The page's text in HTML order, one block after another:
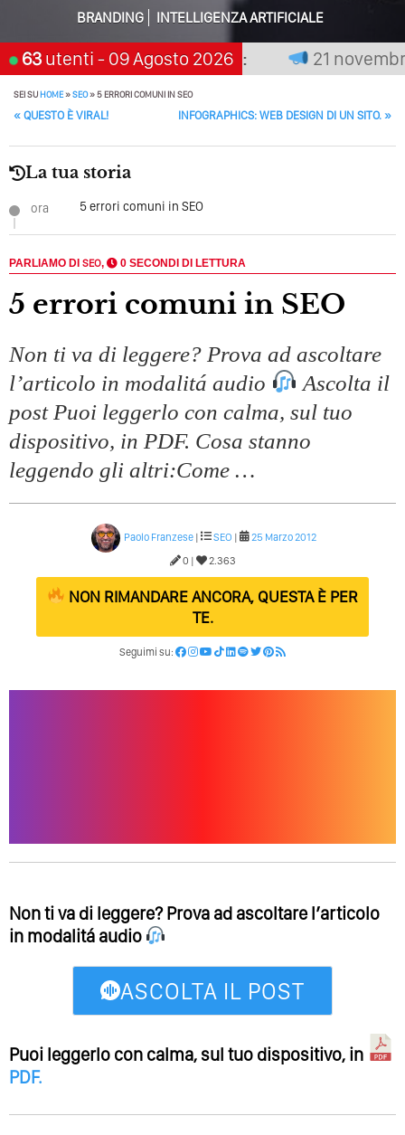
Perché Pubblicare Non Basta Più? Contenuti Di Valore O
Solo Rumore…
Perché Non Guadagni Sui Social Media? Probabilmente
Quali Sono Gli Errori Della Comunicazione Politica? Il
Come Promuoversi Nel Wedding? Il Mio Intervento Per
BRANDING
INTELLIGENZA ARTIFICIALE
63 utenti - 09 Agosto 2026
chi aspetta, scegli: 21 novembre
SEI SUHOME»SEO»5 ERRORI COMUNI IN SEO
POST NAVIGATION
« QUESTO È VIRAL! INFOGRAPHICS: WEB DESIGN DI UN SITO. »
La tua storia
ora 5 errori comuni in SEO
PARLIAMO DI SEO, 0 SECONDI DI LETTURA
5 errori comuni in SEO
Non ti va di leggere? Prova ad ascoltare
l’articolo in modalitá audio
Ascolta il
post Puoi leggerlo con calma, sul tuo
dispositivo, in PDF. Cosa stanno
leggendo gli altri:Come …
Paolo Franzese| SEO |
25 Marzo 2012
0 |
2.363
NON RIMANDARE ANCORA, QUESTA È PER
TE.
Seguimi su:
Non ti va di leggere? Prova ad ascoltare l’articolo
in modalitá audio
ASCOLTA IL POST
Puoi leggerlo con calma, sul tuo dispositivo, in
PDF.